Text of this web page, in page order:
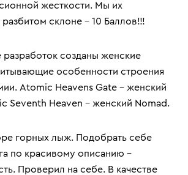
жесткости. Мы их
разбитом склоне - 10 Баллов!!!
разработок созданы женские
особенности строения
Atomic Heavens Gate – женский
Seventh Heaven – женский Nomad.
горных лыж. Подобрать себе
по красивому описанию –
Проверил на себе. В качестве